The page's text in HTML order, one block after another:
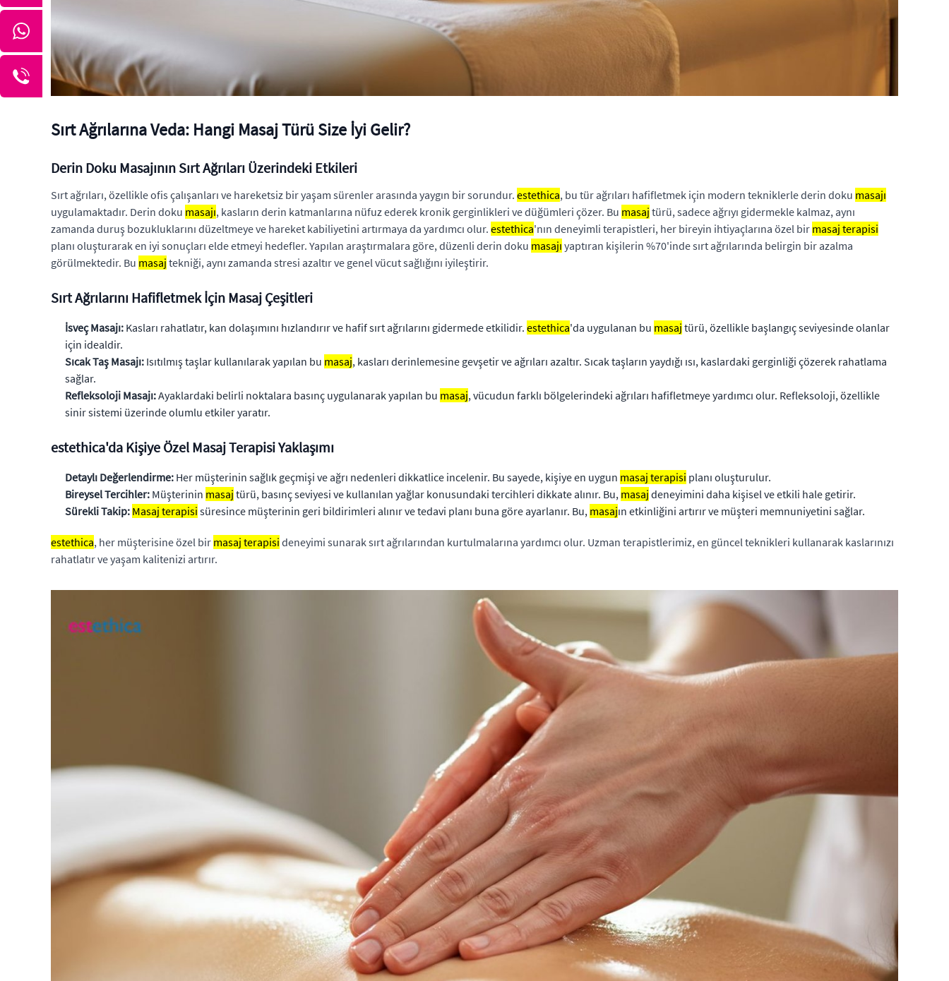
Sırt Ağrılarına Veda: Hangi Masaj Türü Size İyi Gelir?
Derin Doku Masajının Sırt Ağrıları Üzerindeki Etkileri
Sırt ağrıları, özellikle ofis çalışanları ve hareketsiz bir yaşam sürenler arasında yaygın bir sorundur. estethica, bu tür ağrıları hafifletmek için modern tekniklerle derin doku masajı
uygulamaktadır. Derin doku masajı, kasların derin katmanlarına nüfuz ederek kronik gerginlikleri ve düğümleri çözer. Bu masaj türü, sadece ağrıyı gidermekle kalmaz, aynı
zamanda duruş bozukluklarını düzeltmeye ve hareket kabiliyetini artırmaya da yardımcı olur. estethica'nın deneyimli terapistleri, her bireyin ihtiyaçlarına özel bir masaj terapisi
planı oluşturarak en iyi sonuçları elde etmeyi hedefler. Yapılan araştırmalara göre, düzenli derin doku masajı yaptıran kişilerin %70'inde sırt ağrılarında belirgin bir azalma
görülmektedir. Bu masaj tekniği, aynı zamanda stresi azaltır ve genel vücut sağlığını iyileştirir.
Sırt Ağrılarını Hafifletmek İçin Masaj Çeşitleri
İsveç Masajı: Kasları rahatlatır, kan dolaşımını hızlandırır ve hafif sırt ağrılarını gidermede etkilidir. estethica'da uygulanan bu masaj türü, özellikle başlangıç seviyesinde olanlar
için idealdir.
Sıcak Taş Masajı: Isıtılmış taşlar kullanılarak yapılan bu masaj, kasları derinlemesine gevşetir ve ağrıları azaltır. Sıcak taşların yaydığı ısı, kaslardaki gerginliği çözerek rahatlama
sağlar.
Refleksoloji Masajı:Ayaklardaki belirli noktalara basınç uygulanarak yapılan bu masaj, vücudun farklı bölgelerindeki ağrıları hafifletmeye yardımcı olur. Refleksoloji, özellikle
sinir sistemi üzerinde olumlu etkiler yaratır.
estethica'da Kişiye Özel Masaj Terapisi Yaklaşımı
Detaylı Değerlendirme: Her müşterinin sağlık geçmişi ve ağrı nedenleri dikkatlice incelenir. Bu sayede, kişiye en uygun masaj terapisi planı oluşturulur.
Bireysel Tercihler: Müşterinin masaj türü, basınç seviyesi ve kullanılan yağlar konusundaki tercihleri dikkate alınır. Bu, masaj deneyimini daha kişisel ve etkili hale getirir.
Sürekli Takip: Masaj terapisi süresince müşterinin geri bildirimleri alınır ve tedavi planı buna göre ayarlanır. Bu, masajın etkinliğini artırır ve müşteri memnuniyetini sağlar.
estethica, her müşterisine özel bir masaj terapisi deneyimi sunarak sırt ağrılarından kurtulmalarına yardımcı olur. Uzman terapistlerimiz, en güncel teknikleri kullanarak kaslarınızı
rahatlatır ve yaşam kalitenizi artırır.